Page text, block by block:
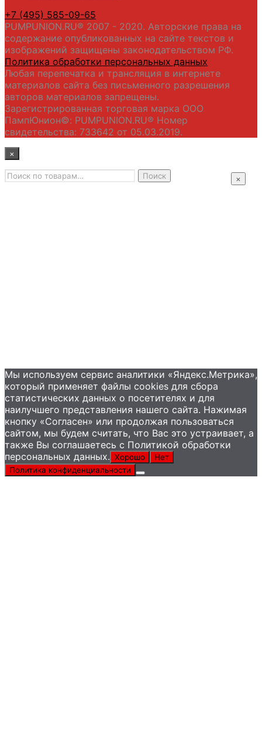
+7 (495) 585-09-65
PUMPUNION.RU® 2007 - 2020. Авторские права на
содержание опубликованных на сайте текстов и
изображений защищены законодательством РФ.
Политика обработки персональных данных
Любая перепечатка и трансляция в интернете
материалов сайта без письменного разрешения
авторов материалов запрещены.
Зарегистрированная торговая марка ООО
ПампЮнион©: PUMPUNION.RU® Номер
свидетельства: 733642 от 05.03.2019.
×
Главная
×
Искать: Поиск
Мы используем сервис аналитики «Яндекс.Метрика»,
который применяет файлы сookies для сбора
статистических данных о посетителях и для
наилучшего представления нашего сайта. Нажимая
кнопку «Согласен» или продолжая пользоваться
сайтом, мы будем считать, что Вас это устраивает, а
также Вы соглашаетесь с Политикой обработки
персональных данных. Хорошо
Нет
Политика конфиденциальности